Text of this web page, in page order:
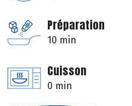
Préparation
10 min
Cuisson
0 min